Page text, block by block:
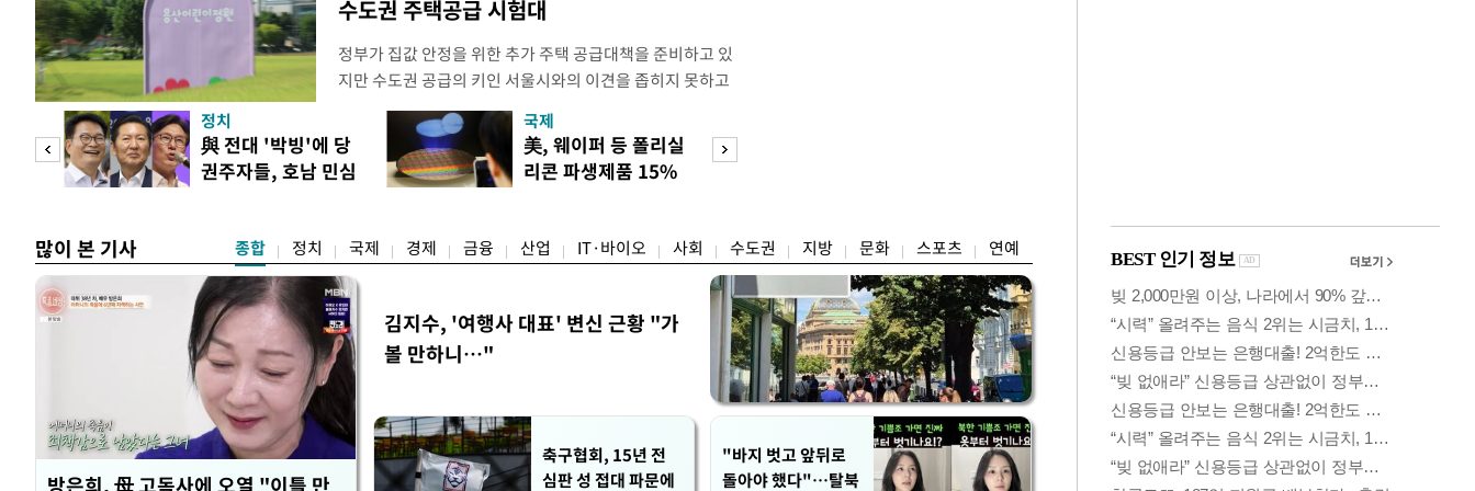
수도권 주택공급 시험대
정부가 집값 안정을 위한 추가 주택 공급대책을 준비하고 있
지만 수도권 공급의 키인 서울시와의 이견을 좁히지 못하고
있다. 주택 공급 실행력을 높이기 위해선 지방정부와의 소통
과 협력을 강화해야 한다는 지적이 나온다. 7일 업계에 따르
면, 오세훈 서울시장은 전날(6일) 서울시 주관으로 열린 부
동산 대토론회에서 용산공원 부지 내 주택 공급설에 대해
정치
與 전대 '박빙'에 당
권주자들, 호남 민심
국제
美, 웨이퍼 등 폴리실
리콘 파생제품 15%
많이 본 기사 종합 정치 국제 경제 금융 산업 IT·바이오 사회 수도권 지방 문화 스포츠 연예
방은희, 母 고독사에 오열 "이틀 만
김지수, '여행사 대표' 변신 근황 "가
볼 만하니…"
축구협회, 15년 전
심판 성 접대 파문에
"바지 벗고 앞뒤로
돌아야 했다"…탈북